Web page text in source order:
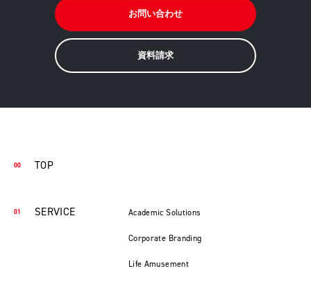
お問い合わせ
資料請求
TOP
SERVICE Academic Solutions
Corporate Branding
Life Amusement